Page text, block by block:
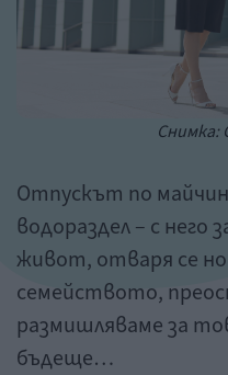
Снимка:
Отпускът по
водораздел – с него
живот, отваря се
семейството,
размишляваме за
бъдеще…